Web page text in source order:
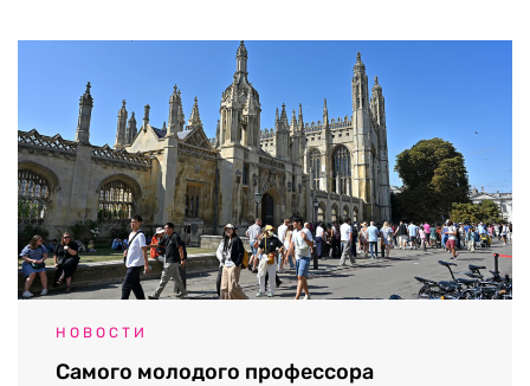
НОВОСТИ
Самого молодого профессора